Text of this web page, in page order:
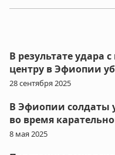
В результате удара
центру в Эфиопии
28 сентября 2025
В Эфиопии солдаты
во время
8 мая 2025